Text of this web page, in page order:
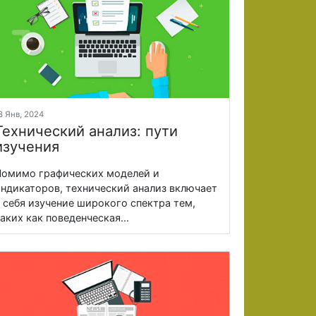
Янв, 2024
анализ: пути
графических моделей и
технический анализ включает
себя изучение широкого спектра тем,
как поведенческая...